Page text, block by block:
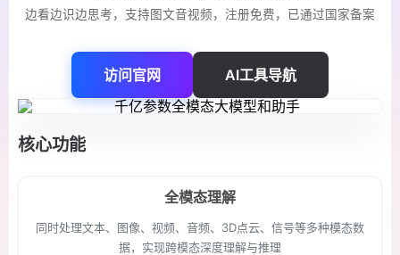
边看边识边思考，支持图文音视频，注册免费，已通过国家备案
访问官网 AI工具导航
核心功能
全模态理解
同时处理文本、图像、视频、音频、3D点云、信号等多种模态数
据，实现跨模态深度理解与推理